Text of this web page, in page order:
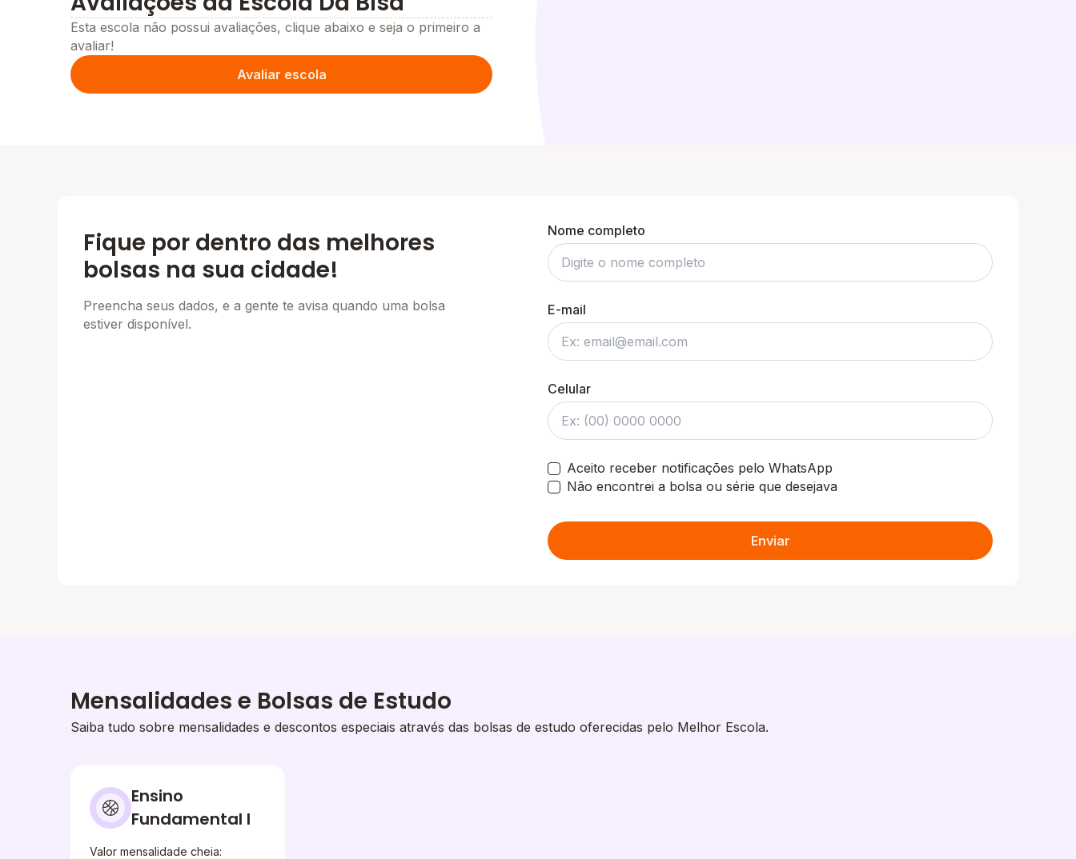
Esta escola não possui avaliações, clique abaixo e seja o primeiro a
avaliar!
Avaliar escola
Fique por dentro das melhores
bolsas na sua cidade!
Preencha seus dados, e a gente te avisa quando uma bolsa
estiver disponível.
Nome completo
E-mail
Celular
Aceito receber notificações pelo WhatsApp
Não encontrei a bolsa ou série que desejava
Enviar
Mensalidades e Bolsas de Estudo
Saiba tudo sobre mensalidades e descontos especiais através das bolsas de estudo oferecidas pelo Melhor Escola.
Ensino
Fundamental I
Valor mensalidade cheia: